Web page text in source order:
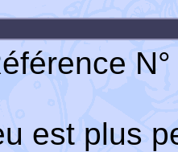
est plus